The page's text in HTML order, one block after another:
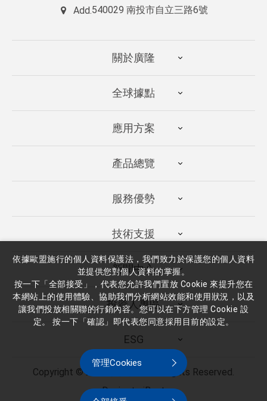
Add.540029 南投市自立三路6號
關於廣隆
全球據點
應用方案
產品總覽
服務優勢
技術支援
新聞中心
投資人專區
ESG
Copyright © 2026
All Rights Reserved.
DesignbyiBest
依據歐盟施行的個人資料保護法，我們致力於保護您的個人資料
並提供您對個人資料的掌握。
按一下「全部接受」，代表您允許我們置放 Cookie 來提升您在
本網站上的使用體驗、協助我們分析網站效能和使用狀況，以及
讓我們投放相關聯的行銷內容。您可以在下方管理 Cookie 設
定。 按一下「確認」即代表您同意採用目前的設定。
管理Cookies